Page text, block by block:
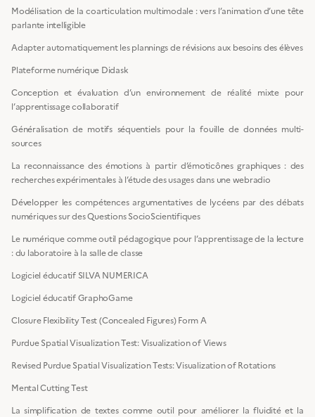
Modélisation de la coarticulation multimodale : vers l’animation d’une tête
parlante intelligible
Adapter automatiquement les plannings de révisions aux besoins des élèves
Plateforme numérique Didask
Conception et évaluation d’un environnement de réalité mixte pour
l’apprentissage collaboratif
Généralisation de motifs séquentiels pour la fouille de données multi-
sources
La reconnaissance des émotions à partir d’émoticônes graphiques : des
recherches expérimentales à l’étude des usages dans une webradio
Développer les compétences argumentatives de lycéens par des débats
numériques sur des Questions SocioScientifiques
Le numérique comme outil pédagogique pour l’apprentissage de la lecture
: du laboratoire à la salle de classe
Logiciel éducatif SILVA NUMERICA
Logiciel éducatif GraphoGame
Closure Flexibility Test (Concealed Figures) Form A
Purdue Spatial Visualization Test: Visualization of Views
Revised Purdue Spatial Visualization Tests: Visualization of Rotations
Mental Cutting Test
La simplification de textes comme outil pour améliorer la fluidité et la